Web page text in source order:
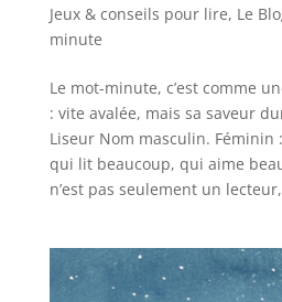
Jeux & conseils pour lire, Le
minute
Le mot-minute, c’est comme
: vite avalée, mais sa saveur
Liseur Nom masculin. Féminin
qui lit beaucoup, qui aime
n’est pas seulement un